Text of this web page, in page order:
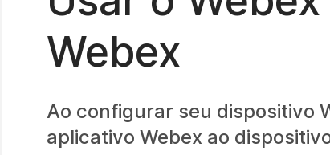
Webex
Ao configurar seu dispositivo
aplicativo Webex ao